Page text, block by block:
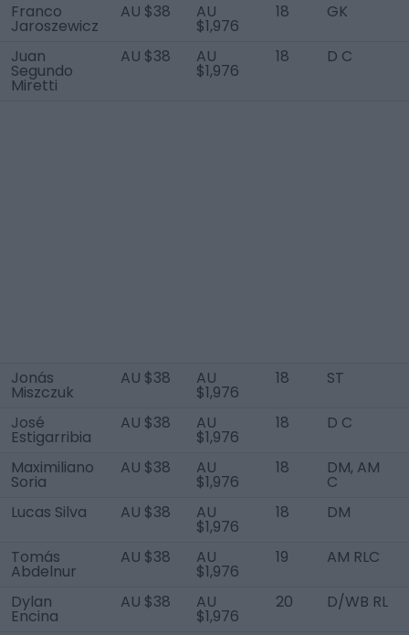
Franco
Jaroszewicz
AU $38 AU
$1,976
18 GK
Juan
Segundo
Miretti
AU $38 AU
$1,976
18 D C
Jonás
Miszczuk
AU $38 AU
$1,976
18 ST
José
Estigarribia
AU $38 AU
$1,976
18 D C
Maximiliano
Soria
AU $38 AU
$1,976
18 DM, AM
C
Lucas Silva
AU $38 AU
$1,976
18 DM
Tomás
Abdelnur
AU $38 AU
$1,976
19 AM RLC
Dylan
Encina
AU $38 AU
$1,976
20 D/WB RL